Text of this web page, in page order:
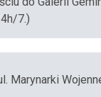
7.)
Marynarki